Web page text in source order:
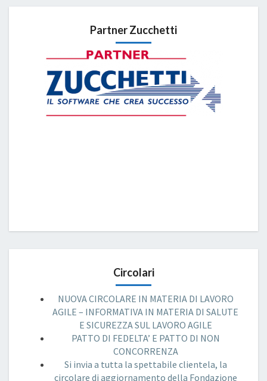
Partner Zucchetti
Circolari
NUOVA CIRCOLARE IN MATERIA DI LAVORO
AGILE – INFORMATIVA IN MATERIA DI SALUTE
E SICUREZZA SUL LAVORO AGILE
PATTO DI FEDELTA’ E PATTO DI NON
CONCORRENZA
Si invia a tutta la spettabile clientela, la
circolare di aggiornamento della Fondazione